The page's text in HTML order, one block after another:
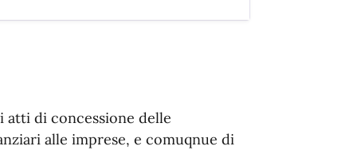
atti di concessione delle
alle imprese, e comuqnue di